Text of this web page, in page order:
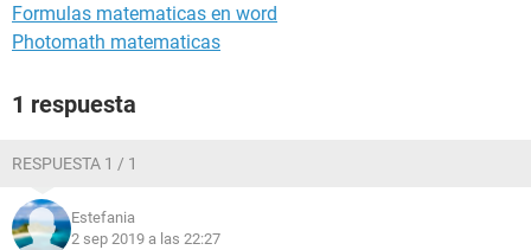
Formulas matematicas en word
Photomath matematicas
1 respuesta
RESPUESTA 1 / 1
Estefania
2 sep 2019 a las 22:27